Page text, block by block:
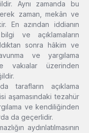
Aynı zamanda bu
zaman, mekân ve
En azından iddianın
ve açıklamaların
sonra hâkim ve
ve yargılama
vakıalar üzerinden
tarafların açıklama
aşamasındaki tezahür
ve kendiliğinden
da geçerlidir.
aydınlatılmasının